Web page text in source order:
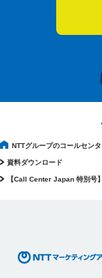
NTTグループのコールセン
資料ダウンロード
【Call Center Japan 特別号